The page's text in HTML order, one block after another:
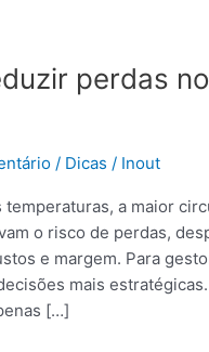
perdas
/ Dicas / Inout
temperaturas, a maior
o risco de perdas,
e margem. Para
mais
[…]